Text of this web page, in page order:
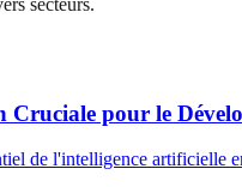
pour le
de l'intelligence